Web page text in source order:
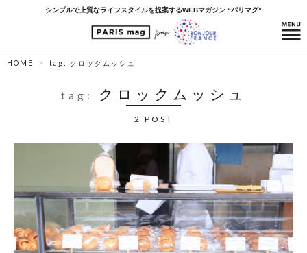
シンプルで上質なライフスタイルを提案するWEBマガジン “パリマグ”
HOME tag: クロックムッシュ
tag: クロックムッシュ
2 POST